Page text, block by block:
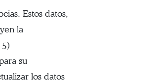
Estos datos,
la
su
los datos